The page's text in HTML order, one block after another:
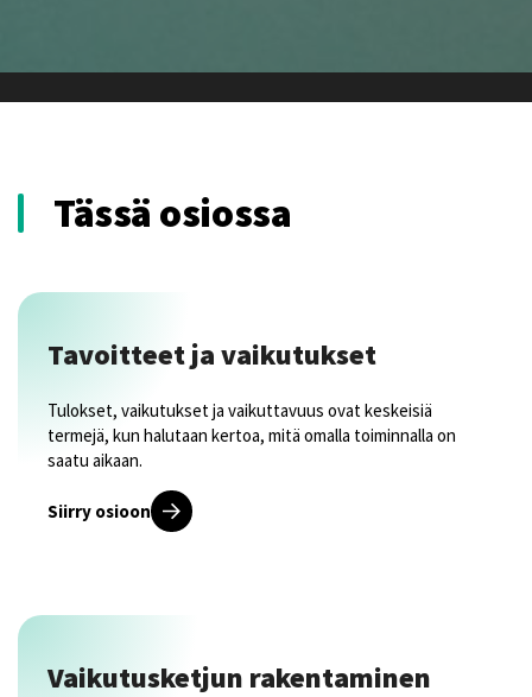
Tässä osiossa
Tavoitteet ja vaikutukset
Tulokset, vaikutukset ja vaikuttavuus ovat keskeisiä
termejä, kun halutaan kertoa, mitä omalla toiminnalla on
saatu aikaan.
Siirry osioon
Vaikutusketjun rakentaminen